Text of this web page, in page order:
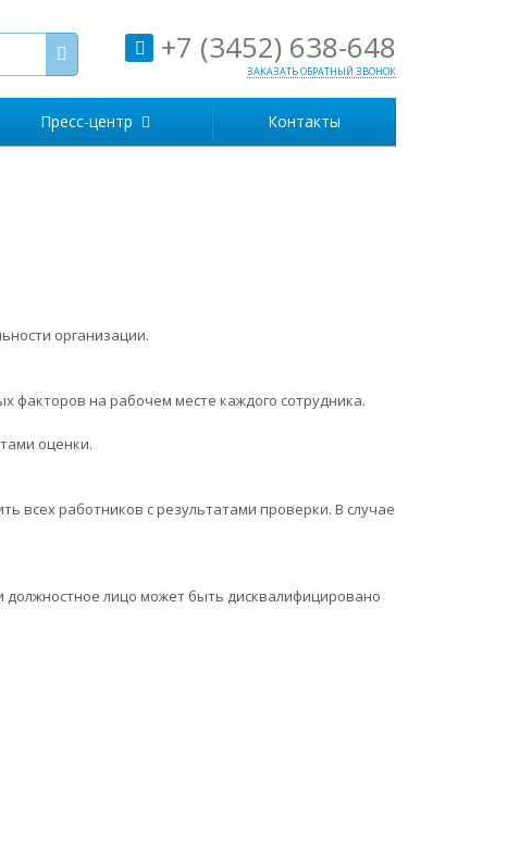
+7 (3452) 638-648
ЗАКАЗАТЬ ОБРАТНЫЙ ЗВОНОК
Пресс-центр Контакты
организации.
факторов на рабочем месте каждого сотрудника.
оценки.
всех работников с результатами проверки. В случае
должностное лицо может быть дисквалифицировано